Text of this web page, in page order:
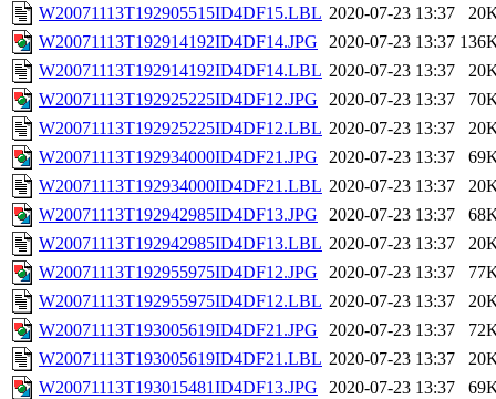
W20071113T192905515ID4DF15.LBL 2020-07-23 13:37
W20071113T192914192ID4DF14.JPG
2020-07-23 13:37
W20071113T192914192ID4DF14.LBL 2020-07-23 13:37
W20071113T192925225ID4DF12.JPG
2020-07-23 13:37
W20071113T192925225ID4DF12.LBL 2020-07-23 13:37
W20071113T192934000ID4DF21.JPG
2020-07-23 13:37
W20071113T192934000ID4DF21.LBL 2020-07-23 13:37
W20071113T192942985ID4DF13.JPG
2020-07-23 13:37
W20071113T192942985ID4DF13.LBL 2020-07-23 13:37
W20071113T192955975ID4DF12.JPG
2020-07-23 13:37
W20071113T192955975ID4DF12.LBL 2020-07-23 13:37
W20071113T193005619ID4DF21.JPG
2020-07-23 13:37
W20071113T193005619ID4DF21.LBL 2020-07-23 13:37
W20071113T193015481ID4DF13.JPG
2020-07-23 13:37